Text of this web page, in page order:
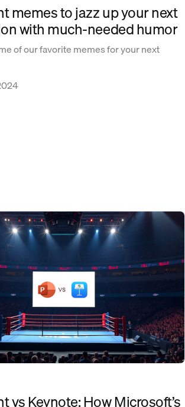
memes to jazz up your next
with much-needed humor
of our favorite memes for your next
vs Keynote: How Microsoft’s